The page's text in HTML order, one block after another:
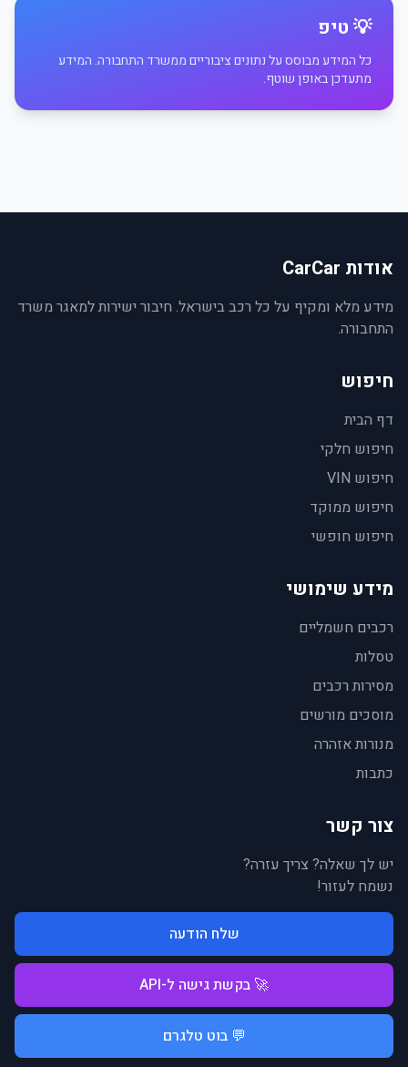
💡 טיפ
כל המידע מבוסס על נתונים ציבוריים ממשרד התחבורה. המידע
מתעדכן באופן שוטף.
אודות CarCar
מידע מלא ומקיף על כל רכב בישראל. חיבור ישירות למאגר משרד
התחבורה.
חיפוש
דף הבית
חיפוש חלקי
חיפוש VIN
חיפוש ממוקד
חיפוש חופשי
מידע שימושי
רכבים חשמליים
טסלות
מסירות רכבים
מוסכים מורשים
מנורות אזהרה
כתבות
צור קשר
יש לך שאלה? צריך עזרה?
נשמח לעזור!
שלח הודעה
🚀 בקשת גישה ל-API
💬 בוט טלגרם